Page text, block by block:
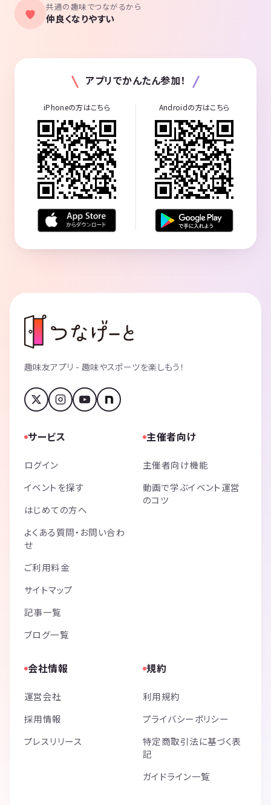
共通の趣味でつながるから
仲良くなりやすい
アプリでかんたん参加！
iPhoneの方はこちら Androidの方はこちら
趣味友アプリ - 趣味やスポーツを楽しもう！
サービス
ログイン
イベントを探す
はじめての方へ
よくある質問・お問い合わ
せ
ご利用料金
サイトマップ
記事一覧
ブログ一覧
主催者向け
主催者向け機能
動画で学ぶイベント運営
のコツ
会社情報
運営会社
採用情報
プレスリリース
規約
利用規約
プライバシーポリシー
特定商取引法に基づく表
記
ガイドライン一覧